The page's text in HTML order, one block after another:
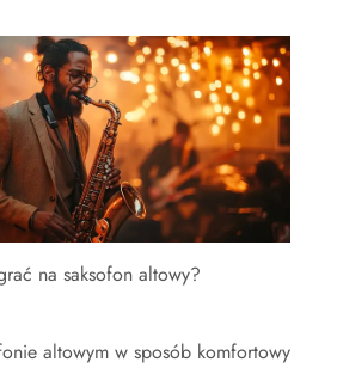
na saksofon altowy?
altowym w sposób komfortowy